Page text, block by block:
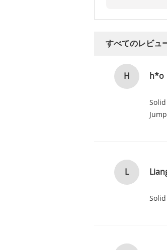
すべてのレビュ
H h*o
L